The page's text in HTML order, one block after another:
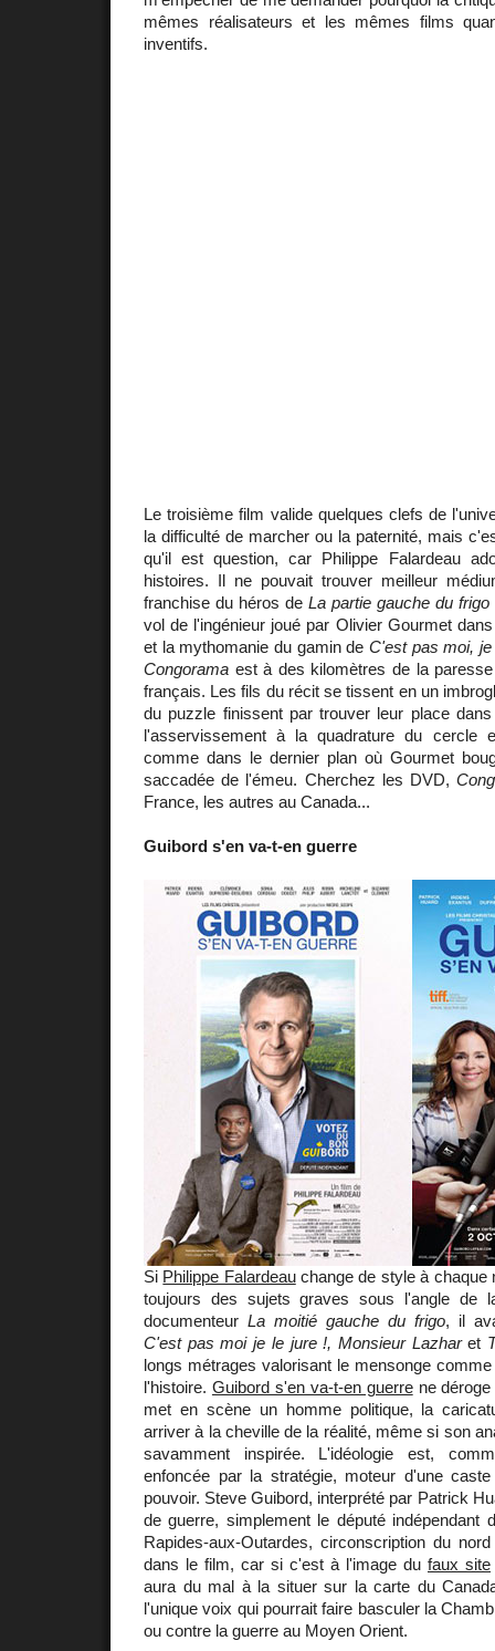
mêmes réalisateurs et les mêmes films
inventifs.
Le troisième film valide quelques clefs de
la difficulté de marcher ou la paternité, mais
qu'il est question, car Philippe Falardeau
histoires. Il ne pouvait trouver meilleur
franchise du héros de La partie gauche du frigo
vol de l'ingénieur joué par Olivier Gourmet
et la mythomanie du gamin de C'est pas moi,
Congorama est à des kilomètres de la
français. Les fils du récit se tissent en un
du puzzle finissent par trouver leur place
l'asservissement à la quadrature du cercle
comme dans le dernier plan où Gourmet
saccadée de l'émeu. Cherchez les DVD,
France, les autres au Canada...
Guibord s'en va-t-en guerre
Si Philippe Falardeauchange de style à chaque
toujours des sujets graves sous l'angle de
documenteur La moitié gauche du frigo, il
C'est pas moi je le jure !, Monsieur Lazharet
longs métrages valorisant le mensonge
l'histoire. Guibord s'en va-t-en guerrene déroge
met en scène un homme politique, la
arriver à la cheville de la réalité, même si son
savamment inspirée. L'idéologie est,
enfoncée par la stratégie, moteur d'une
pouvoir. Steve Guibord, interprété par Patrick
de guerre, simplement le député indépendant
Rapides-aux-Outardes, circonscription du
dans le film, car si c'est à l'image du faux site
aura du mal à la situer sur la carte du
l'unique voix qui pourrait faire basculer la
ou contre la guerre au Moyen Orient.